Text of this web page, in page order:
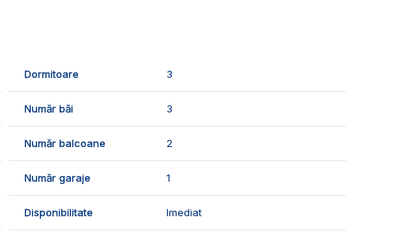
si canalizare. Casa este pe o strada asfaltata.
electrica, sistem de supraveghere video, garaj, 2 locuri
Dormitoare 3
Număr băi 3
Număr balcoane 2
Număr garaje 1
Disponibilitate Imediat